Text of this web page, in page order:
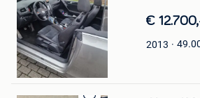
in
Mijn
Favorieten
€
2013
mepper
Hekelgem